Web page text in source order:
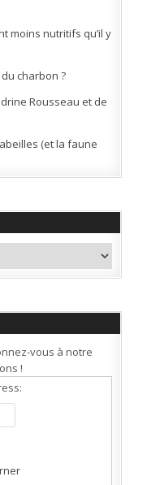
moins nutritifs qu’il y
charbon ?
Rousseau et de
(et la faune
vous à notre
!